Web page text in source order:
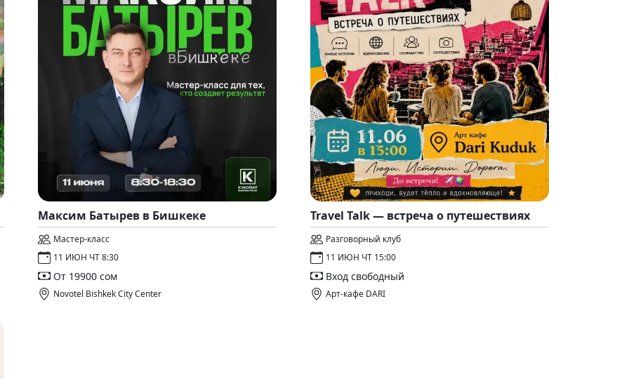
Максим Батырев в Бишкеке
Мастер-класс
11 ИЮН ЧТ 8:30
От 19900 сом
Novotel Bishkek City Center
Travel Talk — встреча о путешествиях
Разговорный клуб
11 ИЮН ЧТ 15:00
Вход свободный
Арт-кафе DARI